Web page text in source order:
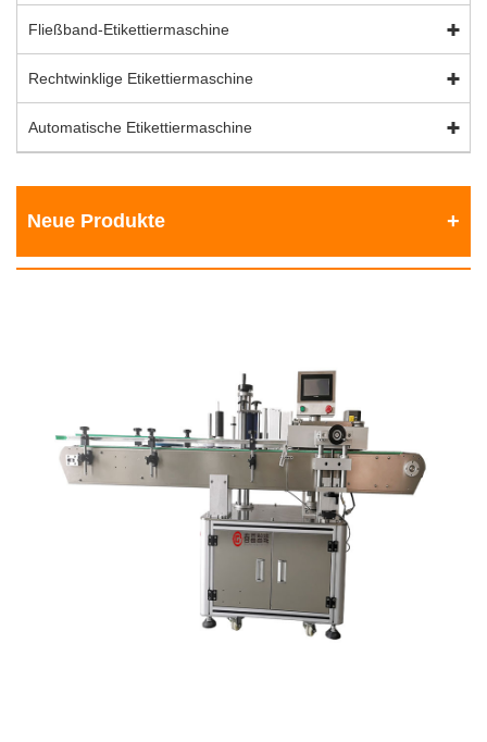
Fließband-Etikettiermaschine
Rechtwinklige Etikettiermaschine
Automatische Etikettiermaschine
Neue Produkte